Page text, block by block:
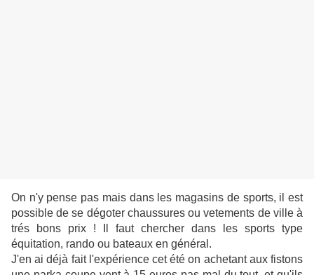
On n'y pense pas mais dans les magasins de sports, il est
possible de se dégoter chaussures ou vetements de ville à
trés bons prix ! Il faut chercher dans les sports type
équitation, rando ou bateaux en général.
J'en ai déjà fait l'expérience cet été on achetant aux fistons